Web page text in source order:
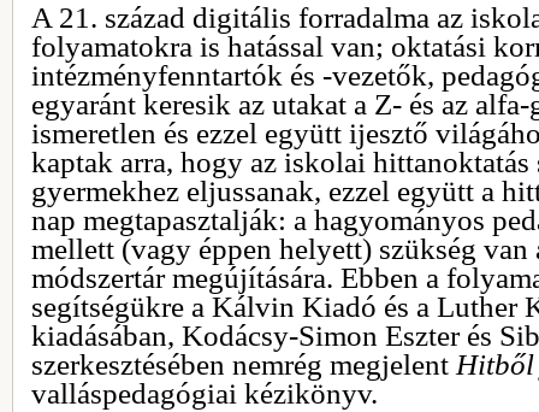
A 21. század digitális forradalma az
folyamatokra is hatással van; oktatási
intézményfenntartók és -vezetők,
egyaránt keresik az utakat a Z- és az
ismeretlen és ezzel együtt ijesztő
kaptak arra, hogy az iskolai hittanoktatás
gyermekhez eljussanak, ezzel együtt a
nap megtapasztalják: a hagyományos
mellett (vagy éppen helyett) szükség van
módszertár megújítására. Ebben a
segítségükre a Kálvin Kiadó és a Luther
kiadásában, Kodácsy-Simon Eszter és
szerkesztésében nemrég megjelent
valláspedagógiai kézikönyv.